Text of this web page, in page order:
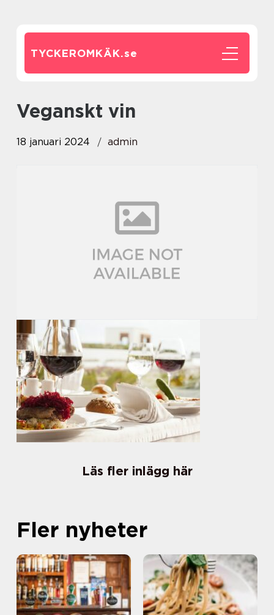
TYCKEROMKÄK.se
veganskt vin
18 januari 2024 admin
Läs fler inlägg här
Fler nyheter